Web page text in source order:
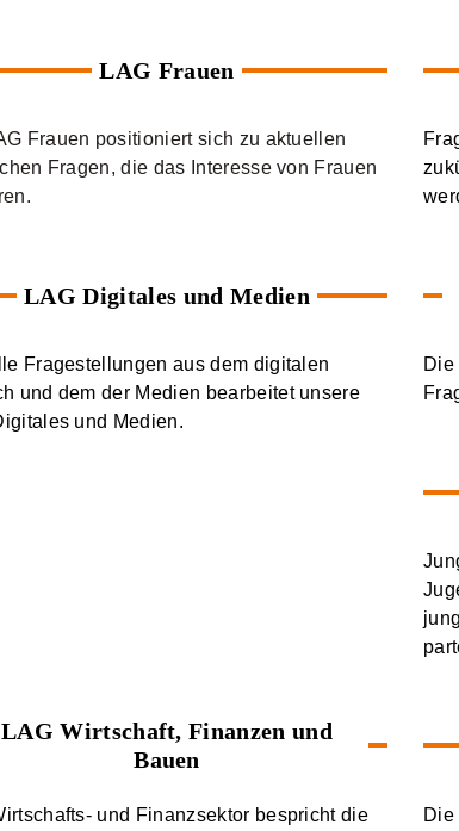
LAG Frauen
Frauen positioniert sich zu aktuellen
Fragen, die das Interesse von Frauen
LAG Digitales und Medien
Fragestellungen aus dem digitalen
und dem der Medien bearbeitet unsere
und Medien.
Die
LAG Wirtschaft, Finanzen und
Bauen
und Finanzsektor bespricht die
Die